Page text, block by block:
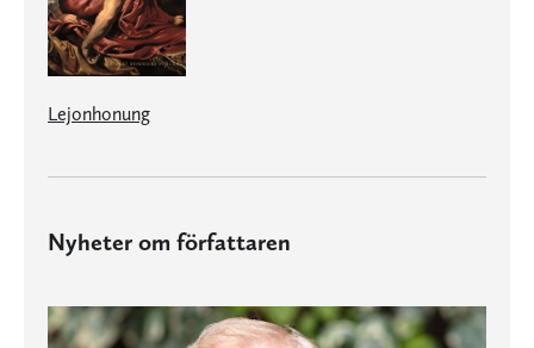
Lejonhonung
Nyheter om författaren